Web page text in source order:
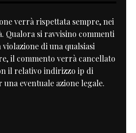
verrà rispettata sempre, nei
Qualora si ravvisino commenti
di una qualsiasi
il commento verrà cancellato
il relativo indirizzo ip di
eventuale azione legale.